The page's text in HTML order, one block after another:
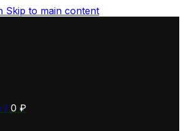
Skip to main content
/ 0 ₽